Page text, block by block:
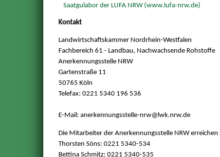
Saatgulabor der LUFA NRW (www.lufa-nrw.de)
Kontakt
Landwirtschaftskammer Nordrhein-Westfalen
Fachbereich 61 - Landbau, Nachwachsende Rohstoffe
Anerkennungsstelle NRW
Gartenstraße 11
50765 Köln
Telefax: 0221 5340 196 536
E-Mail: anerkennungsstelle-nrw@ lwk.nrw.de
Die Mitarbeiter der Anerkennungsstelle NRW
Thorsten Söns: 0221 5340-534
Bettina Schmitz: 0221 5340-535